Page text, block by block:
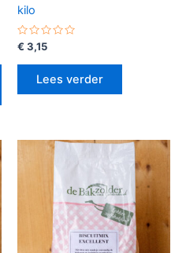
kilo
Gewaardeerd
uit
€ 3,15
Lees verder